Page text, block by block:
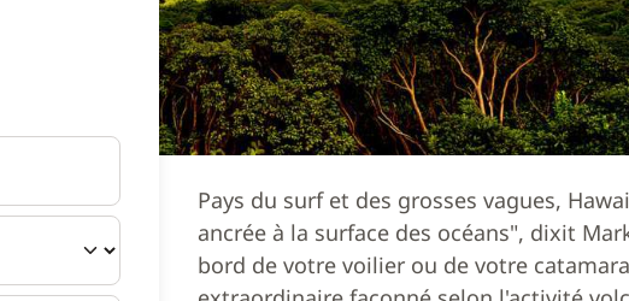
Pays du surf et des grosses vagues,
ancrée à la surface des océans", dixit
bord de votre voilier ou de votre